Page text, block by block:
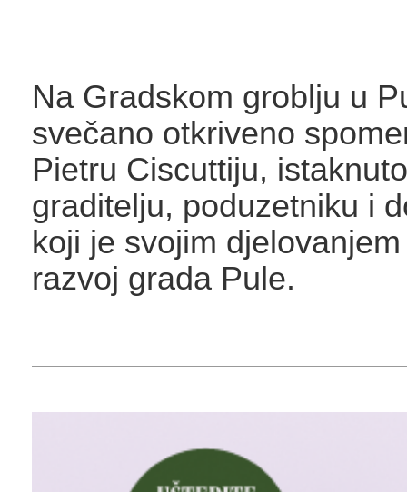
Na Gradskom groblju u
svečano otkriveno
Pietru Ciscuttiju,
graditelju, poduzetniku i
koji je svojim
razvoj grada Pule.